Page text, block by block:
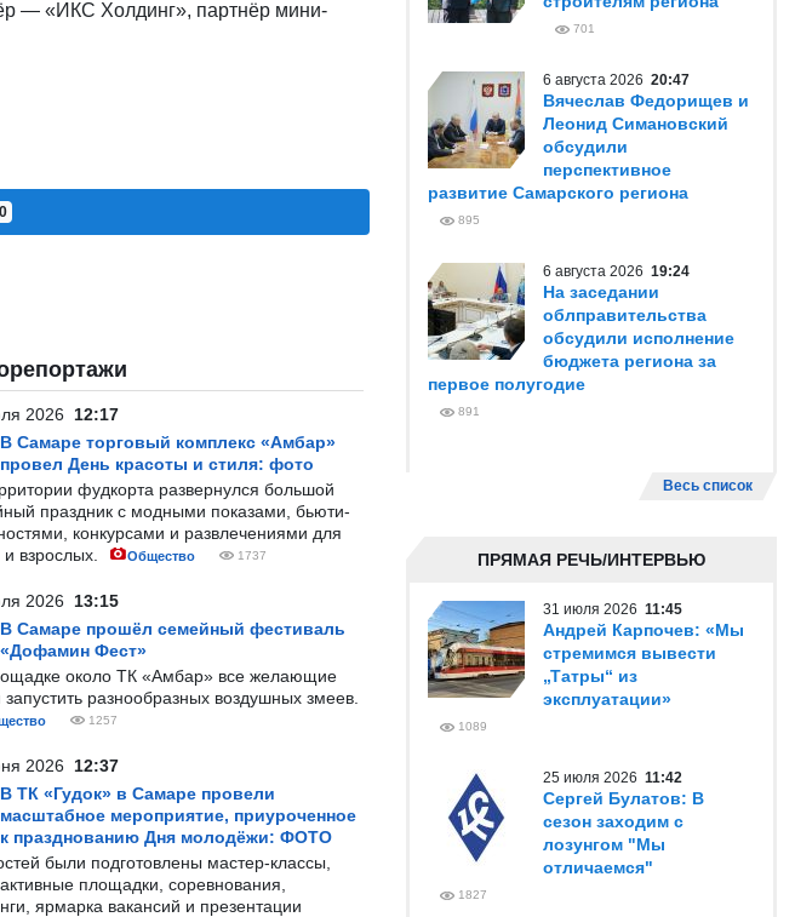
— «ИКС Холдинг», партнёр мини-
0
2026 12:17
В Самаре торговый комплекс «Амбар»
провел День красоты и стиля: фото
фудкорта развернулся большой
праздник с модными показами, бьюти-
конкурсами и развлечениями для
и взрослых.
Общество 1737
2026 13:15
В Самаре прошёл семейный фестиваль
«Дофамин Фест»
около ТК «Амбар» все желающие
запустить разнообразных воздушных змеев.
1257
2026 12:37
В ТК «Гудок» в Самаре провели
масштабное мероприятие, приуроченное
к празднованию Дня молодёжи: ФОТО
были подготовлены мастер-классы,
площадки, соревнования,
ярмарка вакансий и презентации
701
6 августа 2026 20:47
Вячеслав Федорищев и
Леонид Симановский
обсудили
перспективное
развитие Самарского региона
895
6 августа 2026 19:24
На заседании
облправительства
обсудили исполнение
бюджета региона за
первое полугодие
891
Весь список
ПРЯМАЯ РЕЧЬ/ИНТЕРВЬЮ
31 июля 2026 11:45
Андрей Карпочев: «Мы
стремимся вывести
„Татры“ из
эксплуатации»
1089
25 июля 2026 11:42
Сергей Булатов: В
сезон заходим с
лозунгом "Мы
отличаемся"
1827